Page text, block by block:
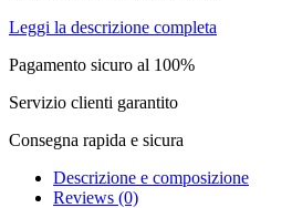
Leggi la descrizione completa
Pagamento sicuro al 100%
Servizio clienti garantito
Consegna rapida e sicura
Descrizione e composizione
Reviews (0)